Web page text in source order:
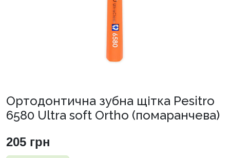
Ортодонтична зубна щітка Pesitro
6580 Ultra soft Ortho (помаранчева)
205 грн